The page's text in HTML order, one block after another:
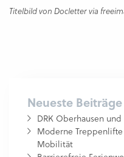
Titelbild von Docletter via
Neueste Beiträge
DRK Oberhausen
Moderne
Mobilität